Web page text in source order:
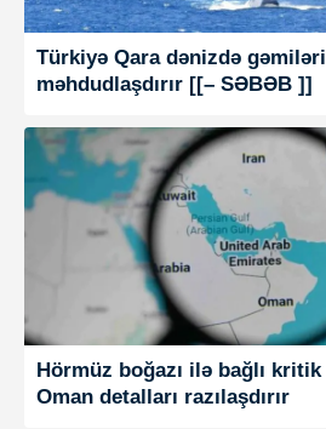
Türkiyə Qara dənizdə
məhdudlaşdırır [[– SƏBƏB ]]
Hörmüz boğazı ilə bağlı
Oman detalları razılaşdırır